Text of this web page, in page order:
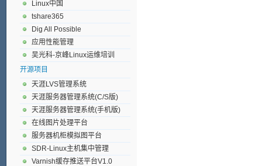
Linux中国
tshare365
Dig All Possible
应用性能管理
吴光科-京峰Linux运维培训
开源项目
天涯LVS管理系统
天涯服务器管理系统(C/S版)
天涯服务器管理系统(手机版)
在线图片处理平台
服务器机柜模拟图平台
SDR-Linux主机集中管理
Varnish缓存推送平台V1.0